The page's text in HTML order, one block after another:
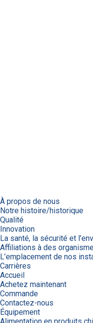
À propos de nous
Notre histoire/historique
Qualité
Innovation
La santé, la sécurité et
Affiliations à des
L’emplacement de nos
Carrières
Accueil
Achetez maintenant
Commande
Contactez-nous
Équipement